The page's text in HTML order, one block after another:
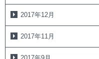
2017年12月
2017年11月